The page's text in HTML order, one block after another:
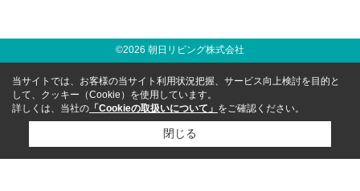
©2026 朝日リビング株式会社
当サイトでは、お客様の当サイト利用状況把握、サービス向上検討を目的と
して、クッキー（Cookie）を使用しています。
詳しくは、当社の 「Cookieの取扱いについて」 をご確認ください。
閉じる